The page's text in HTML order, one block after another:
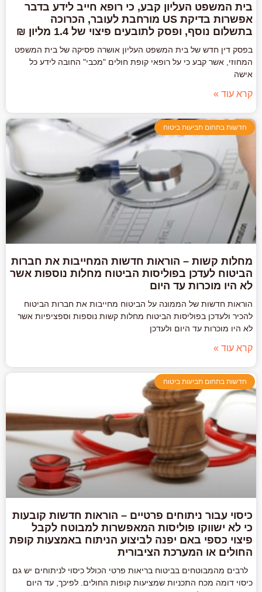
בית המשפט העליון קבע, כי רופא חייב לידע בדבר
אפשרות בדיקת US מורחבת לעובר, הכרוכה
בתשלום נוסף, ופסק לתובעים פיצוי של 1.4 מליון ₪
בפסק דין חדש של בית המשפט העליון אושרה פסיקה של בית המשפט
המחוזי, אשר קבע כי על רופאי קופת חולים "מכבי" החובה לידע כל
אישה
קרא עוד »
חדשות בתחום תביעות ביטוח
מחלות קשות – הוראות חדשות המחייבות את חברות
הביטוח לעדכן בפוליסות הביטוח מחלות נוספות אשר
לא היו מוכרות עד היום
הוראות חדשות של הממונה על הביטוח מחייבות את חברות הביטוח
להכיר ולעדכן בפוליסות הביטוח מחלות קשות נוספות וספציפיות אשר
לא היו מוכרות עד היום ולעדכן
קרא עוד »
חדשות בתחום תביעות ביטוח
כיסוי עבור ניתוחים פרטיים – הוראות חדשות קובעות
כי לא ישווקו פוליסות המאפשרות למבוטח לקבל
פיצוי כספי באם יפנה לביצוע הניתוח באמצעות קופת
החולים או המערכת הציבורית
לרבים מהמבוטחים בביטוח בריאות פרטי הכולל כיסוי לניתוחים יש גם
כיסוי דומה מכח התכניות שמציעות קופות החולים. לפיכך, עד היום